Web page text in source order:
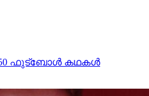
50 ഫുട്ബോൾ കഥകൾ